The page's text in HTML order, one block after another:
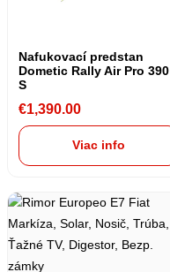
Nafukovací predstan
Dometic Rally Air Pro 390
S
€1,390.00
Viac info